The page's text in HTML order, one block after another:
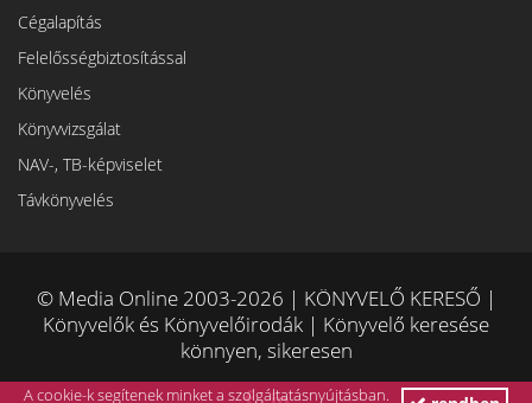
Cégalapítás
Felelősségbiztosítással
Könyvelés
Könyvvizsgálat
NAV-, TB-képviselet
Távkönyvelés
© Media Online 2003-2026 | KÖNYVELŐ KERESŐ |
Könyvelők és Könyvelőirodák | Könyvelő keresése
könnyen, sikeresen
A cookie-k segítenek minket a szolgáltatásnyújtásban.